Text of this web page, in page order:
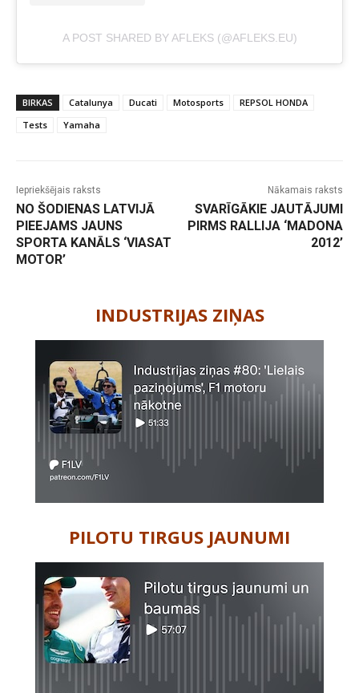
A POST SHARED BY AFLEKS (@AFLEKS.EU)
BIRKAS Catalunya Ducati Motosports
REPSOL HONDA
Tests
Yamaha
Iepriekšējais raksts
NO ŠODIENAS LATVIJĀ
PIEEJAMS JAUNS
SPORTA KANĀLS ‘VIASAT
MOTOR’
Nākamais raksts
SVARĪGĀKIE JAUTĀJUMI
PIRMS RALLIJA ‘MADONA
2012’
INDUSTRIJAS ZIŅAS
PILOTU TIRGUS JAUNUMI